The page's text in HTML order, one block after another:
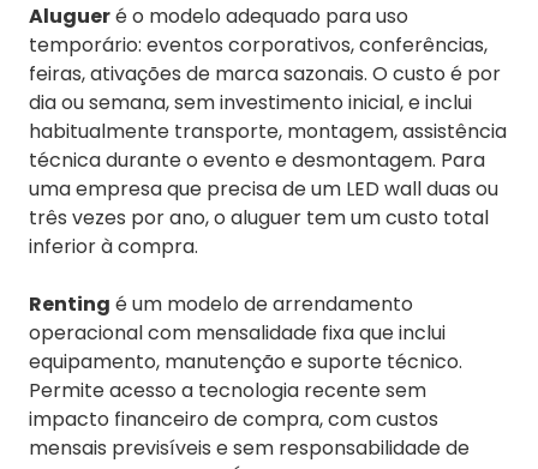
Alugueré o modelo adequado para uso
temporário: eventos corporativos, conferências,
feiras, ativações de marca sazonais. O custo é por
dia ou semana, sem investimento inicial, e inclui
habitualmente transporte, montagem, assistência
técnica durante o evento e desmontagem. Para
uma empresa que precisa de um LED wall duas ou
três vezes por ano, o aluguer tem um custo total
inferior à compra.
Renting é um modelo de arrendamento
operacional com mensalidade fixa que inclui
equipamento, manutenção e suporte técnico.
Permite acesso a tecnologia recente sem
impacto financeiro de compra, com custos
mensais previsíveis e sem responsabilidade de